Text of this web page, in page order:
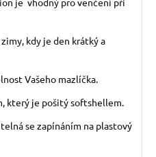
kdy je den krátký a
Vašeho mazlíčka.
který je pošitý softshellem.
se zapínáním na plastový